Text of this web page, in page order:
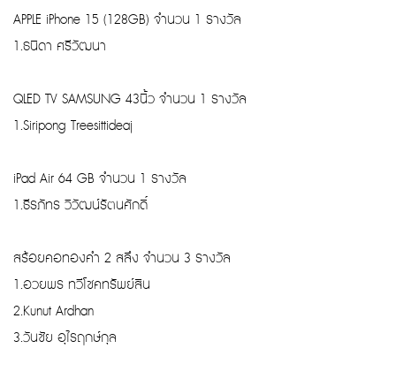
APPLE iPhone 15 (128GB) จำนวน 1 รางวัล
1.ธนิดา ศรีวัฒนา
QLED TV SAMSUNG 43นิ้ว จำนวน 1 รางวัล
1.Siripong Treesittideaj
iPad Air 64 GB จำนวน 1 รางวัล
1.ธีรภัทร วิวัฒน์รัตนศักดิ์
สร้อยคอทองคำ 2 สลึง จำนวน 3 รางวัล
1.อวยพร ทวีโชคทรัพย์สิน
2.Kunut Ardhan
3.วันชัย อุไรฤกษ์กุล